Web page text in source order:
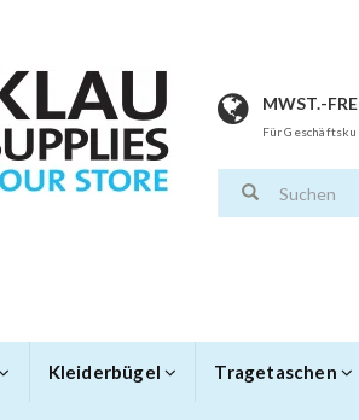
MWST.-
Für
Kleiderbügel Tragetaschen